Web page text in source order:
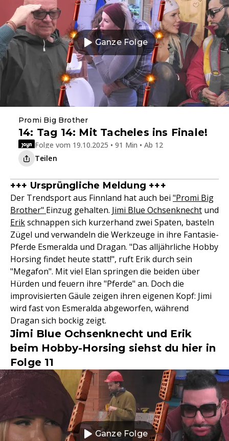
Ganze Folge
Promi Big Brother
14: Tag 14: Mit Tacheles ins Finale!
Folge vom 19.10.2025 • 91 Min • Ab 12
Teilen
+++ Ursprüngliche Meldung +++
Der Trendsport aus Finnland hat auch bei "Promi Big
Brother" Einzug gehalten. Jimi Blue Ochsenknecht und
Erikschnappen sich kurzerhand zwei Spaten, basteln
Zügel und verwandeln die Werkzeuge in ihre Fantasie-
Pferde Esmeralda und Dragan. "Das alljährliche Hobby
Horsing findet heute statt!", ruft Erik durch sein
"Megafon". Mit viel Elan springen die beiden über
Hürden und feuern ihre "Pferde" an. Doch die
improvisierten Gäule zeigen ihren eigenen Kopf: Jimi
wird fast von Esmeralda abgeworfen, während
Dragan sich bockig zeigt.
Jimi Blue Ochsenknecht und Erik
beim Hobby-Horsing siehst du hier in
Folge 11
Ganze Folge